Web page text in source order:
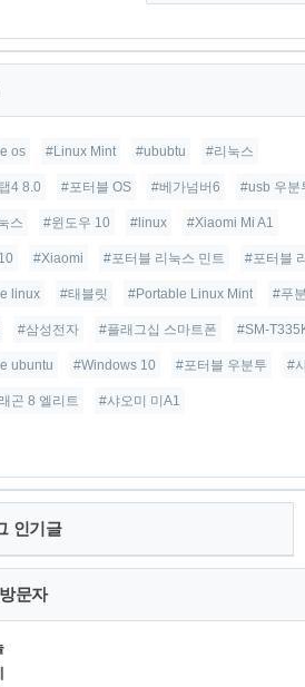
os #Linux Mint #ububtu #리눅스
4 8.0 #포터블 OS #베가넘버6 #usb 우분
스 #윈도우 10 #linux #Xiaomi Mi A1
#Xiaomi #포터블 리눅스 민트 #포터블
linux #태블릿 #Portable Linux Mint #푸
#삼성전자 #플래그십 스마트폰 #SM-
ubuntu #Windows 10 #포터블 우분투 #
곤 8 엘리트 #샤오미 미A1
인기글
문자